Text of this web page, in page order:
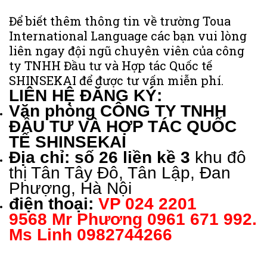
Để biết thêm thông tin về trường Toua
International Language các bạn vui lòng
liên ngay đội ngũ chuyên viên của công
ty TNHH Đầu tư và Hợp tác Quốc tế
SHINSEKAI để được tư vấn miễn phí.
LIÊN HỆ ĐĂNG KÝ:
Văn phòng CÔNG TY TNHH
ĐẦU TƯ VÀ HỢP TÁC QUỐC
TẾ SHINSEKAI
Địa chỉ: số 26 liền kề 3 khu đô
thị Tân Tây Đô, Tân Lập, Đan
Phượng, Hà Nội
điện thoại: VP 024 2201
9568 Mr Phương 0961 671 992.
Ms Linh 0982744266